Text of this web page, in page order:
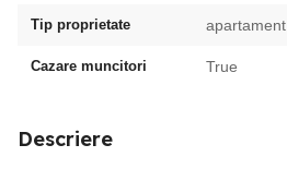
Tip proprietate apartament
Cazare muncitori True
Descriere